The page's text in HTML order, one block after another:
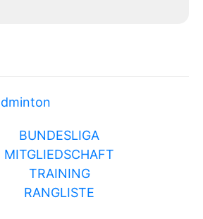
BUNDESLIGA
MITGLIEDSCHAFT
TRAINING
RANGLISTE